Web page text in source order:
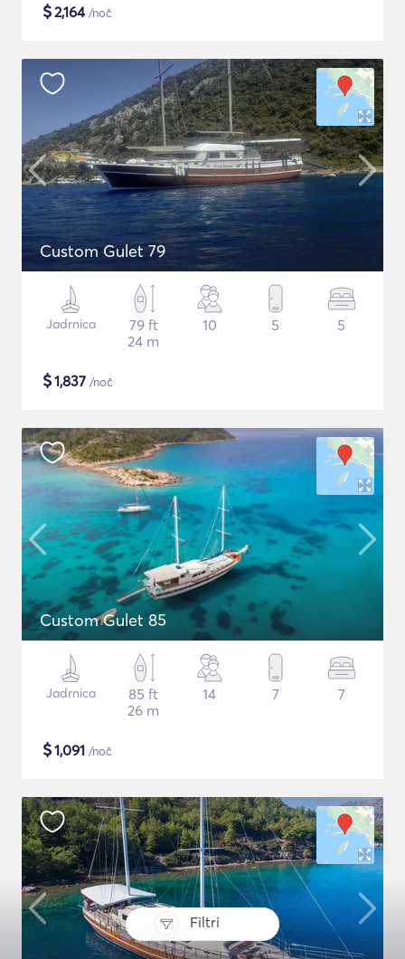
Filtri
$2,164/noč
Custom Gulet 79
Jadrnica
79 ft
24 m
10 5 5
$1,837 /noč
Custom Gulet 85
Jadrnica
85 ft
26 m
14 7 7
$1,091 /noč